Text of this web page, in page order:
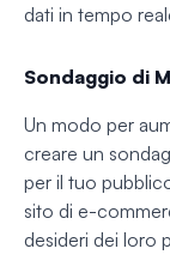
dati in tempo
Sondaggio di
Un modo per
creare un
per il tuo
sito di e-
desideri dei loro